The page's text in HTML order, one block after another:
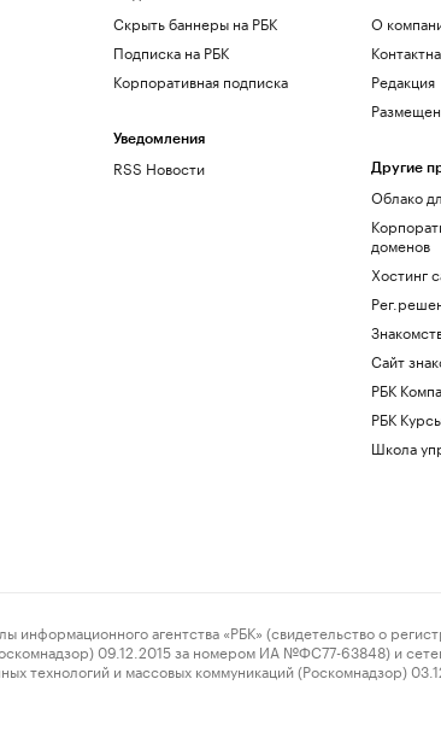
Скрыть баннеры на РБК
Подписка на РБК
Корпоративная подписка
Уведомления
RSS Новости
О
Редакция
Другие
Облако
доменов
Хостинг
Сайт
РБК
РБК
Школа
агентства «РБК» (свидетельство о
09.12.2015 за номером ИА №ФС77-63848) и
технологий и массовых коммуникаций (Роскомнадзор)